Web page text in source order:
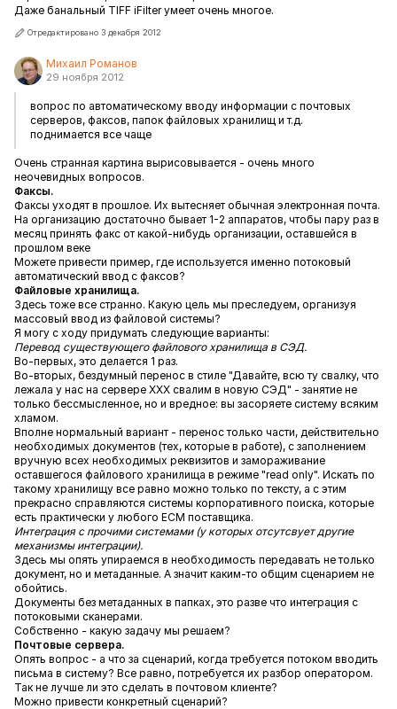
Даже банальный TIFF iFilter умеет очень многое.
Отредактировано 3 декабря 2012
Михаил Романов
29 ноября 2012
вопрос по автоматическому вводу информации с почтовых
серверов, факсов, папок файловых хранилищ и т.д.
поднимается все чаще
Очень странная картина вырисовывается - очень много
неочевидных вопросов.
Факсы.
Факсы уходят в прошлое. Их вытесняет обычная электронная почта.
На организацию достаточно бывает 1-2 аппаратов, чтобы пару раз в
месяц принять факс от какой-нибудь организации, оставшейся в
прошлом веке
Можете привести пример, где используется именно потоковый
автоматический ввод с факсов?
Файловые хранилища.
Здесь тоже все странно. Какую цель мы преследуем, организуя
массовый ввод из файловой системы?
Я могу с ходу придумать следующие варианты:
Перевод существующего файлового хранилища в СЭД.
Во-первых, это делается 1 раз.
Во-вторых, бездумный перенос в стиле "Давайте, всю ту свалку, что
лежала у нас на сервере XXX свалим в новую СЭД" - занятие не
только бессмысленное, но и вредное: вы засоряете систему всяким
хламом.
Вполне нормальный вариант - перенос только части, действительно
необходимых документов (тех, которые в работе), с заполнением
вручную всех необходимых реквизитов и замораживание
оставшегося файлового хранилища в режиме "read only". Искать по
такому хранилищу все равно можно только по тексту, а с этим
прекрасно справляются системы корпоративного поиска, которые
есть практически у любого ECM поставщика.
Интеграция с прочими системами (у которых отсутсвует другие
механизмы интеграции).
Здесь мы опять упираемся в необходимость передавать не только
документ, но и метаданные. А значит каким-то общим сценарием не
обойтись.
Документы без метаданных в папках, это разве что интеграция с
потоковыми сканерами.
Собственно - какую задачу мы решаем?
Почтовые сервера.
Опять вопрос - а что за сценарий, когда требуется потоком вводить
письма в систему? Все равно, потребуется их разбор оператором.
Так не лучше ли это сделать в почтовом клиенте?
Можно привести конкретный сценарий?